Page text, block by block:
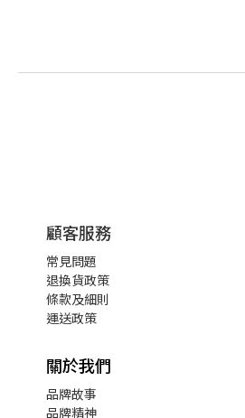
顧客服務
常見問題
退換貨政策
條款及細則
運送政策
關於我們
品牌故事
品牌精神